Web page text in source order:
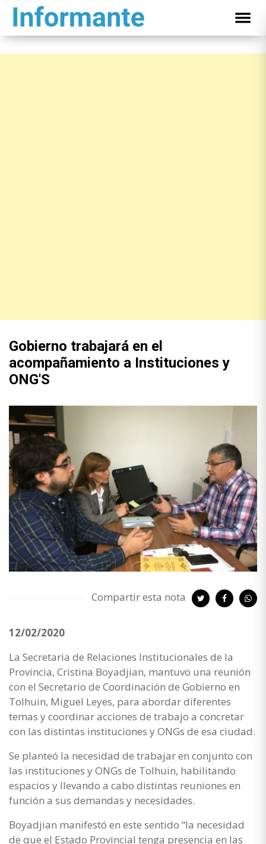
Gobierno trabajará en el
acompañamiento a Instituciones y
ONG'S
Compartir esta nota
12/02/2020
La Secretaria de Relaciones Institucionales de la
Provincia, Cristina Boyadjian, mantuvo una reunión
con el Secretario de Coordinación de Gobierno en
Tolhuin, Miguel Leyes, para abordar diferentes
temas y coordinar acciones de trabajo a concretar
con las distintas instituciones y ONGs de esa ciudad.
Se planteó la necesidad de trabajar en conjunto con
las instituciones y ONGs de Tolhuin, habilitando
espacios y llevando a cabo distintas reuniones en
función a sus demandas y necesidades.
Boyadjian manifestó en este sentido “la necesidad
de que el Estado Provincial tenga presencia en las